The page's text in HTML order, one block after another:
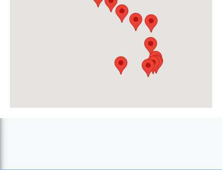
Posto Policial de Picos (Picos)
Posto Policial do Tarrafal (Tarrafal)
Posto Policial dos Orgãos (João Teves)